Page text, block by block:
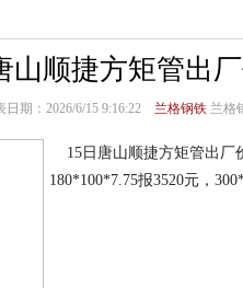
山顺捷方矩管出
日期：2026/6/15 9:16:22兰格钢铁 兰格
15日唐山顺捷方矩管出厂
180*100*7.75报3520元，